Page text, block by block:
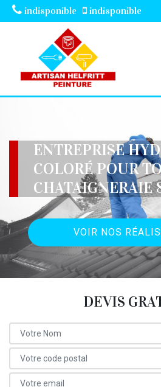
indisponible indisponible
ENTREPRISE
COLORÉ POUR
CHATAIGNERAIE
VOIR NOS
DEVIS